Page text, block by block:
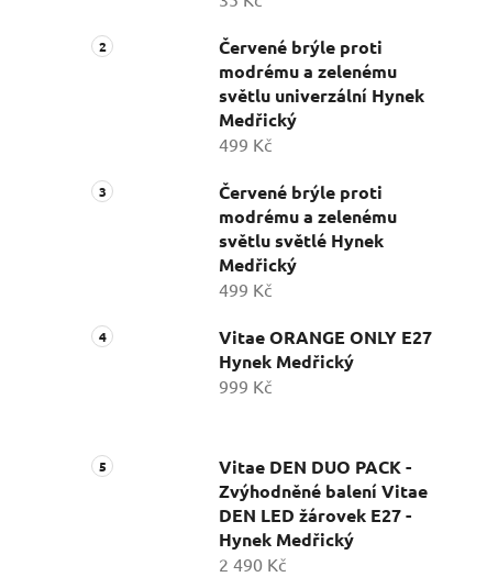
Červené brýle proti
modrému a zelenému
světlu univerzální Hynek
Medřický
499 Kč
Červené brýle proti
modrému a zelenému
světlu světlé Hynek
Medřický
499 Kč
Vitae ORANGE ONLY E27
Hynek Medřický
999 Kč
Vitae DEN DUO PACK -
Zvýhodněné balení Vitae
DEN LED žárovek E27 -
Hynek Medřický
2 490 Kč